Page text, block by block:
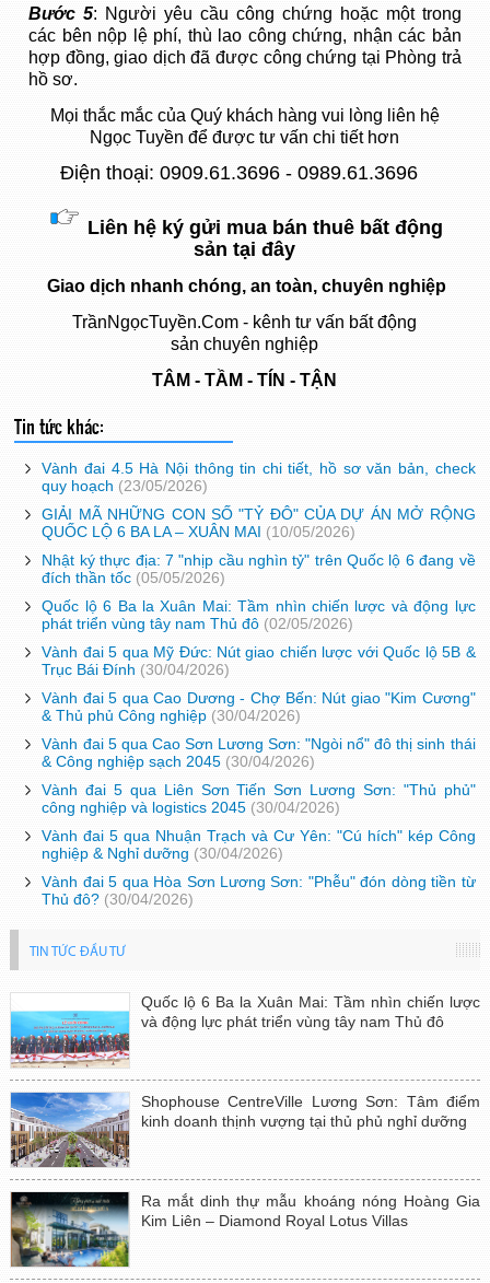
Bước 5: Người yêu cầu công chứng hoặc một trong
các bên nộp lệ phí, thù lao công chứng, nhận các bản
hợp đồng, giao dịch đã được công chứng tại Phòng trả
hồ sơ.
Mọi thắc mắc của Quý khách hàng vui lòng liên hệ
Ngọc Tuyền để được tư vấn chi tiết hơn
Điện thoại: 0909.61.3696 - 0989.61.3696
Liên hệ ký gửi mua bán thuê bất động
sản tại đây
Giao dịch nhanh chóng, an toàn, chuyên nghiệp
TrầnNgọcTuyền.Com - kênh tư vấn bất động
sản chuyên nghiệp
TÂM - TẦM - TÍN - TẬN
Tin tức khác:
Vành đai 4.5 Hà Nội thông tin chi tiết, hồ sơ văn bản, check
quy hoạch (23/05/2026)
GIẢI MÃ NHỮNG CON SỐ "TỶ ĐÔ" CỦA DỰ ÁN MỞ RỘNG
QUỐC LỘ 6 BA LA – XUÂN MAI (10/05/2026)
Nhật ký thực địa: 7 "nhịp cầu nghìn tỷ" trên Quốc lộ 6 đang về
đích thần tốc (05/05/2026)
Quốc lộ 6 Ba la Xuân Mai: Tầm nhìn chiến lược và động lực
phát triển vùng tây nam Thủ đô (02/05/2026)
Vành đai 5 qua Mỹ Đức: Nút giao chiến lược với Quốc lộ 5B &
Trục Bái Đính (30/04/2026)
Vành đai 5 qua Cao Dương - Chợ Bến: Nút giao "Kim Cương"
& Thủ phủ Công nghiệp (30/04/2026)
Vành đai 5 qua Cao Sơn Lương Sơn: "Ngòi nổ" đô thị sinh thái
& Công nghiệp sạch 2045 (30/04/2026)
Vành đai 5 qua Liên Sơn Tiến Sơn Lương Sơn: "Thủ phủ"
công nghiệp và logistics 2045 (30/04/2026)
Vành đai 5 qua Nhuận Trạch và Cư Yên: "Cú hích" kép Công
nghiệp & Nghỉ dưỡng (30/04/2026)
Vành đai 5 qua Hòa Sơn Lương Sơn: "Phễu" đón dòng tiền từ
Thủ đô? (30/04/2026)
TIN TỨC ĐẦU TƯ
Quốc lộ 6 Ba la Xuân Mai: Tầm nhìn chiến lược
và động lực phát triển vùng tây nam Thủ đô
Shophouse CentreVille Lương Sơn: Tâm điểm
kinh doanh thịnh vượng tại thủ phủ nghỉ dưỡng
Ra mắt dinh thự mẫu khoáng nóng Hoàng Gia
Kim Liên – Diamond Royal Lotus Villas